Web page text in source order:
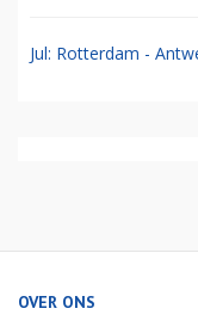
Jul: Rotterdam -
OVER ONS